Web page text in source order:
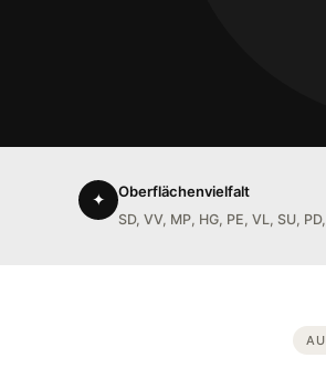
✦ Oberflächenvielfalt
SD, VV, MP, HG, PE, VL, SU,